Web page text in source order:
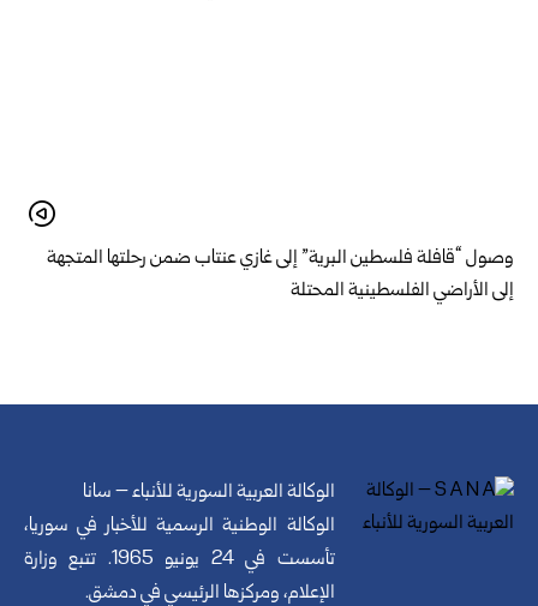
وصول “قافلة فلسطين البرية” إلى غازي عنتاب ضمن رحلتها المتجهة
إلى الأراضي الفلسطينية المحتلة
الوكالة العربية السورية للأنباء – سانا
الوكالة الوطنية الرسمية للأخبار في سوريا،
تأسست في 24 يونيو 1965. تتبع وزارة
الإعلام، ومركزها الرئيسي في دمشق.